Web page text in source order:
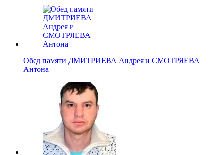
Обед памяти ДМИТРИЕВА Андрея и СМОТРЯЕВА
Антона